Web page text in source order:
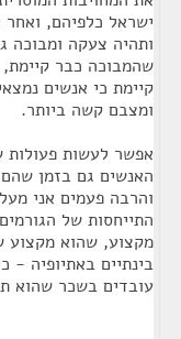
ישראל כלפיהם,
ותהיה צעקה ומבוכה
שהמבוכה כבר
קיימת כי אנשים
ומצבם קשה ביותר.
אפשר לעשות
האנשים גם בזמן
והרבה פעמים אני
התייחסות של
מקצוע, שהוא מקצוע
בינתיים באתיופיה
עובדים בשכר שהוא